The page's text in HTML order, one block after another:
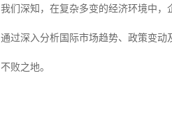
我们深知，在复杂多变的经济环境中，
通过深入分析国际市场趋势、政策变
不败之地。